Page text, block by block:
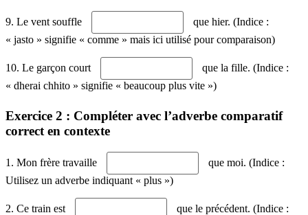
9. Le vent souffle
que hier. (Indice :
« jasto » signifie « comme » mais ici utilisé pour comparaison)
10. Le garçon court
que la fille. (Indice :
« dherai chhito » signifie « beaucoup plus vite »)
Exercice 2 : Compléter avec l’adverbe comparatif
correct en contexte
1. Mon frère travaille
que moi. (Indice :
Utilisez un adverbe indiquant « plus »)
2. Ce train est
que le précédent. (Indice :